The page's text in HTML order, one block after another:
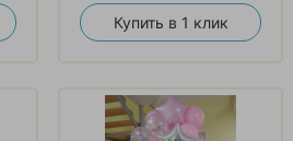
Купить в 1 клик